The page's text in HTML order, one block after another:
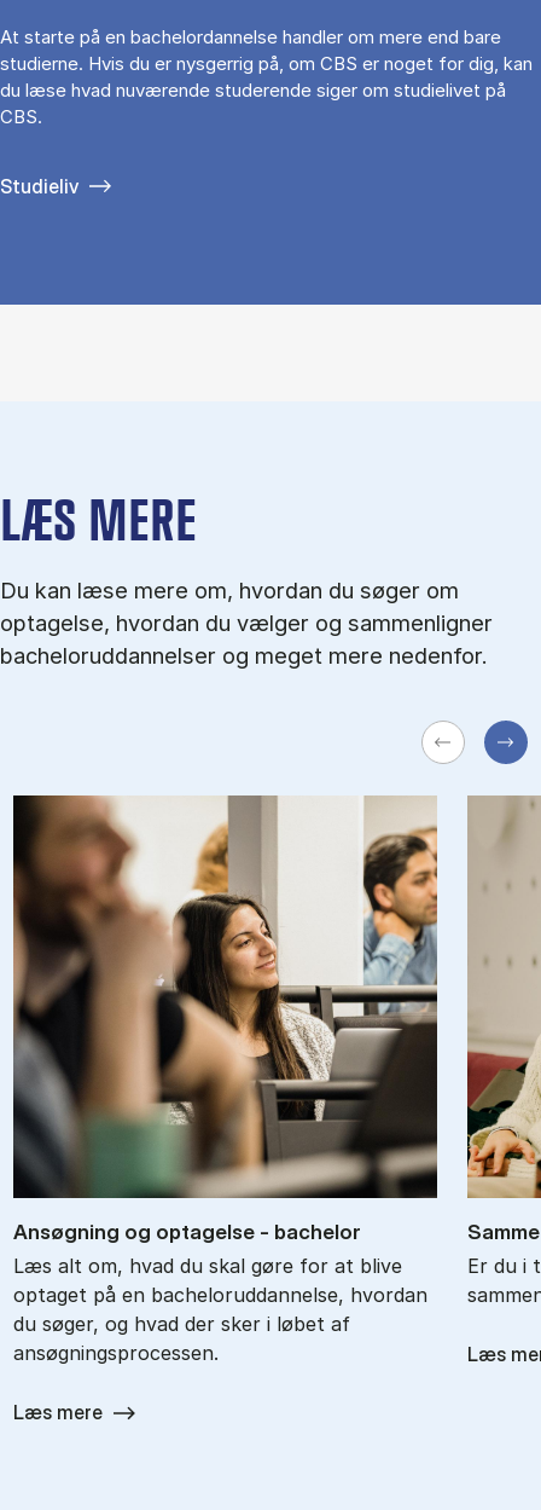
At starte på en bachelordannelse handler om mere end bare
studierne. Hvis du er nysgerrig på, om CBS er noget for dig, kan
du læse hvad nuværende studerende siger om studielivet på
CBS.
Studieliv
LÆS MERE
Du kan læse mere om, hvordan du søger om
optagelse, hvordan du vælger og sammenligner
bacheloruddannelser og meget mere nedenfor.
An­søg­ning og op­ta­gel­se - ba­chel­or
Læs alt om, hvad du skal gøre for at blive
optaget på en bacheloruddannelse, hvordan
du søger, og hvad der sker i løbet af
ansøgningsprocessen.
Læs mere
Er du i
Læs